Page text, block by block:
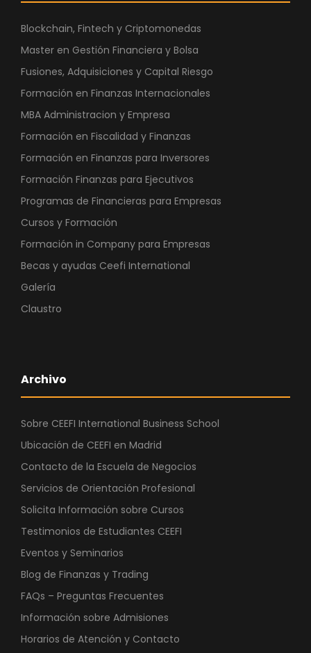
Blockchain, Fintech y Criptomonedas
Master en Gestión Financiera y Bolsa
Fusiones, Adquisiciones y Capital Riesgo
Formación en Finanzas Internacionales
MBA Administracion y Empresa
Formación en Fiscalidad y Finanzas
Formación en Finanzas para Inversores
Formación Finanzas para Ejecutivos
Programas de Financieras para Empresas
Cursos y Formación
Formación in Company para Empresas
Becas y ayudas Ceefi International
Galería
Claustro
Archivo
Sobre CEEFI International Business School
Ubicación de CEEFI en Madrid
Contacto de la Escuela de Negocios
Servicios de Orientación Profesional
Solicita Información sobre Cursos
Testimonios de Estudiantes CEEFI
Eventos y Seminarios
Blog de Finanzas y Trading
FAQs – Preguntas Frecuentes
Información sobre Admisiones
Horarios de Atención y Contacto